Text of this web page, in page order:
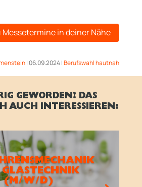
in deiner Nähe
|06.09.2024|Berufswahl hautnah
GEWORDEN? DAS
AUCH INTERESSIEREN:
GLASTECHNIK
(M/W/D)